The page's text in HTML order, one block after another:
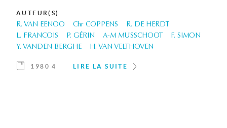
AUTEUR(S)
R. VAN EENOO Chr COPPENS
R. DE HERDT
L. FRANCOIS
P. GÉRIN A-M MUSSCHOOT
F. SIMON
Y. VANDEN BERGHE
H. VAN VELTHOVEN
1980 4 LIRE LA SUITE